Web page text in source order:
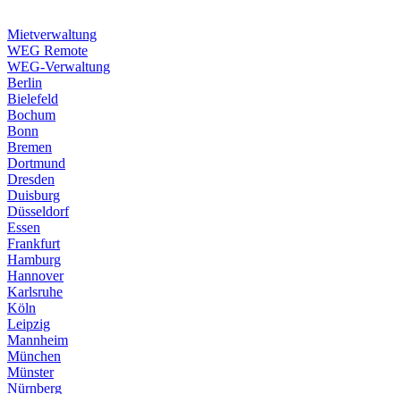
Mietverwaltung
WEG Remote
WEG-Verwaltung
Berlin
Bielefeld
Bochum
Bonn
Bremen
Dortmund
Dresden
Duisburg
Düsseldorf
Essen
Frankfurt
Hamburg
Hannover
Karlsruhe
Köln
Leipzig
Mannheim
München
Münster
Nürnberg